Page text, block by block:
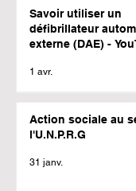
Savoir utiliser un
défibrillateur
externe (DAE) -
1 avr.
Action sociale au
l'U.N.P.R.G
31 janv.